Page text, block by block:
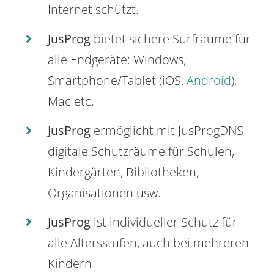
Internet schützt.
JusProg bietet sichere Surfräume für
alle Endgeräte: Windows,
Smartphone/Tablet (iOS, Android),
Mac etc.
JusProg ermöglicht mit JusProgDNS
digitale Schutzräume für Schulen,
Kindergärten, Bibliotheken,
Organisationen usw.
JusProg ist individueller Schutz für
alle Altersstufen, auch bei mehreren
Kindern